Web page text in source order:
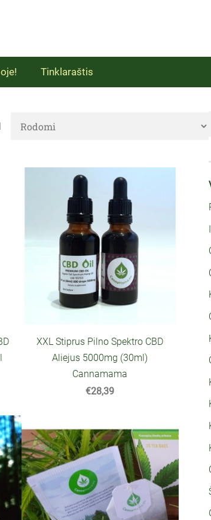
Tinklaraštis
XXL Stiprus Pilno Spektro CBD
Aliejus 5000mg (30ml)
Cannamama
€28,39